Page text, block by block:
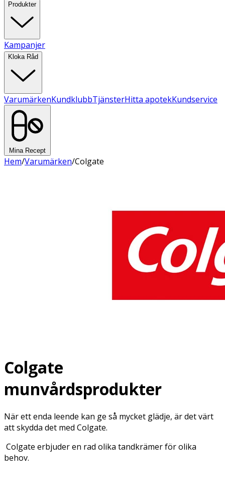
Produkter
Kampanjer
Kloka Råd
VarumärkenKundklubbTjänsterHitta apotekKundservice
Mina Recept
Hem/Varumärken/Colgate
Colgate
munvårdsprodukter
När ett enda leende kan ge så mycket glädje, är det värt
att skydda det med Colgate.
Colgate erbjuder en rad olika tandkrämer för olika
behov.